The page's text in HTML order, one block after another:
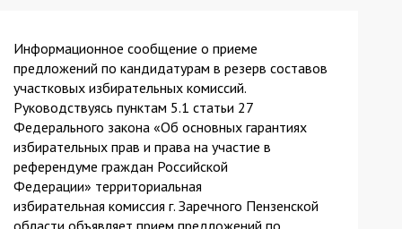
Информационное сообщение о приеме
предложений по кандидатурам в резерв составов
участковых избирательных комиссий.
Руководствуясь пунктам 5.1 статьи 27
Федерального закона «Об основных гарантиях
избирательных прав и права на участие в
референдуме граждан Российской
Федерации» территориальная
избирательная комиссия г. Заречного Пензенской
области объявляет прием предложений по